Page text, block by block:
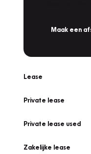
Maak een
Lease
Private lease
Private lease used
Zakelijke lease